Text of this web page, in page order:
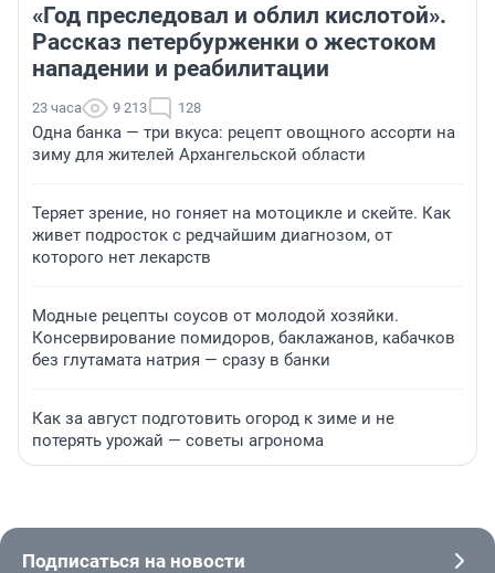
«Год преследовал и облил кислотой».
Рассказ петербурженки о жестоком
нападении и реабилитации
23 часа 9 213 128
Одна банка — три вкуса: рецепт овощного ассорти на
зиму для жителей Архангельской области
Теряет зрение, но гоняет на мотоцикле и скейте. Как
живет подросток с редчайшим диагнозом, от
которого нет лекарств
Модные рецепты соусов от молодой хозяйки.
Консервирование помидоров, баклажанов, кабачков
без глутамата натрия — сразу в банки
Как за август подготовить огород к зиме и не
потерять урожай — советы агронома
Подписаться на новости